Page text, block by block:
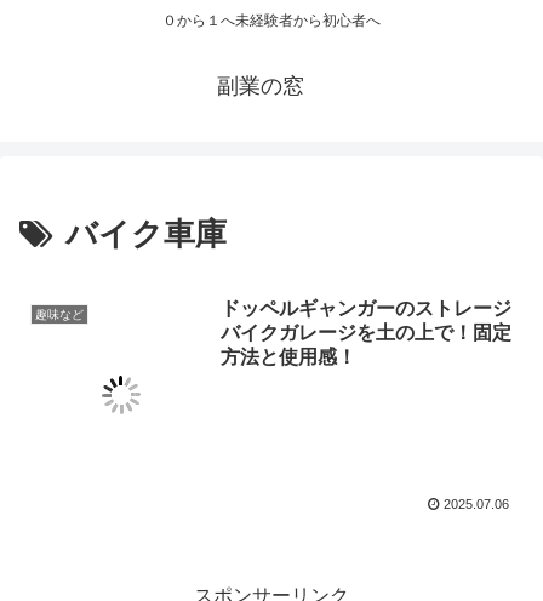
０から１へ未経験者から初心者へ
副業の窓
バイク車庫
趣味など
ドッペルギャンガーのストレージ
バイクガレージを土の上で！固定
方法と使用感！
2025.07.06
スポンサーリンク